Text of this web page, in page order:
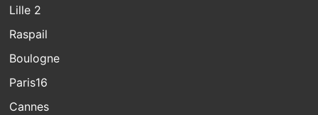
Lille 2
Raspail
Boulogne
Paris16
Cannes